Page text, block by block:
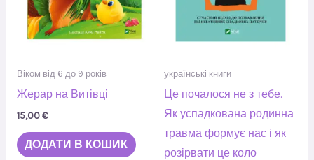
Віком від 6 до 9 років
Жерар на Витівці
15,00€
ДОДАТИ В КОШИК
українські книги
Це почалося не з тебе.
Як успадкована родинна
травма формує нас і як
розірвати це коло